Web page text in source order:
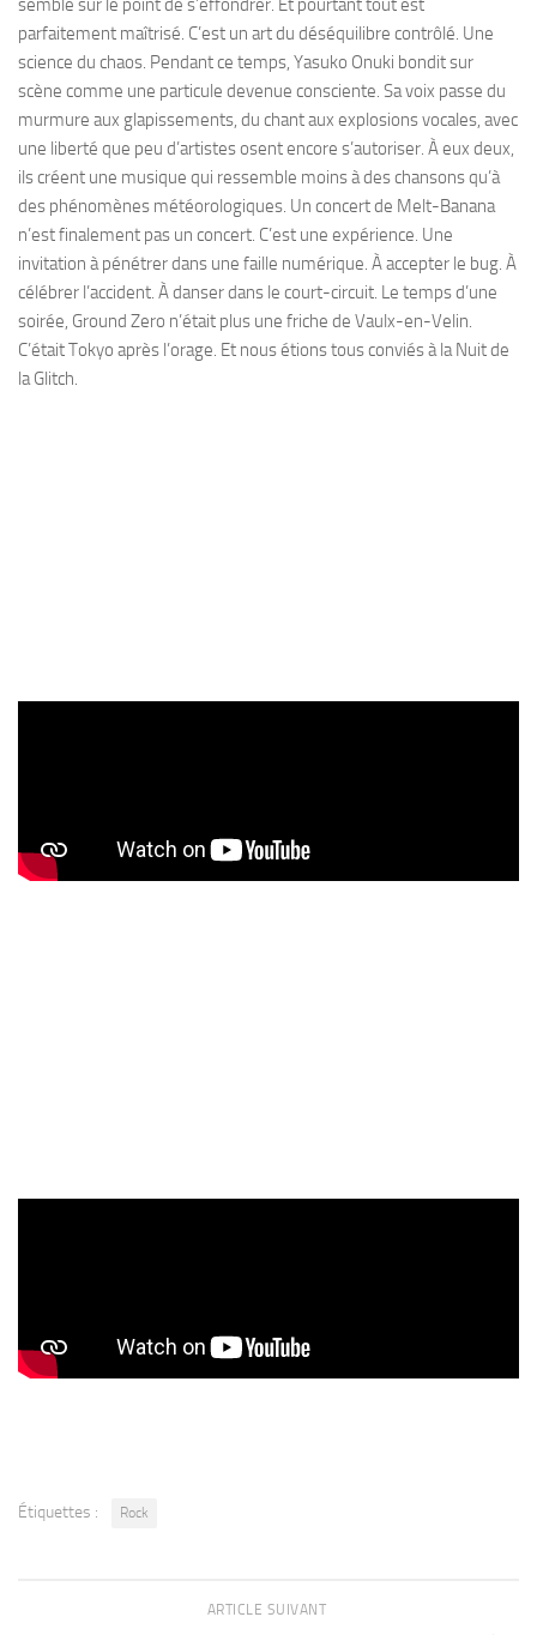
semble sur le point de s’effondrer. Et pourtant tout est
parfaitement maîtrisé. C’est un art du déséquilibre contrôlé. Une
science du chaos. Pendant ce temps, Yasuko Onuki bondit sur
scène comme une particule devenue consciente. Sa voix passe du
murmure aux glapissements, du chant aux explosions vocales, avec
une liberté que peu d’artistes osent encore s’autoriser. À eux deux,
ils créent une musique qui ressemble moins à des chansons qu’à
des phénomènes météorologiques. Un concert de Melt-Banana
n’est finalement pas un concert. C’est une expérience. Une
invitation à pénétrer dans une faille numérique. À accepter le bug. À
célébrer l’accident. À danser dans le court-circuit. Le temps d’une
soirée, Ground Zero n’était plus une friche de Vaulx-en-Velin.
C’était Tokyo après l’orage. Et nous étions tous conviés à la Nuit de
la Glitch.
Étiquettes : Rock
ARTICLE SUIVANT